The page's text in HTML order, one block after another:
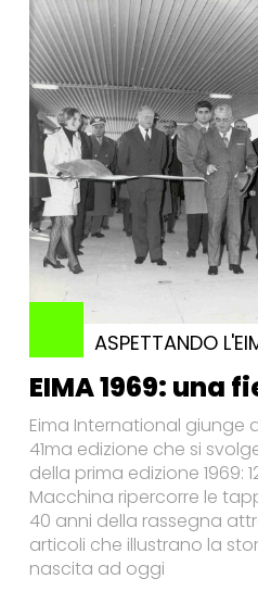
ASPETTANDO
EIMA 1969: una
Eima International giunge
41ma edizione che si
della prima edizione 1969:
Macchina ripercorre le
40 anni della rassegna
articoli che illustrano la
nascita ad oggi